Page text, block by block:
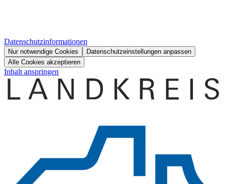
Datenschutzinformationen
Nur notwendige Cookies
Datenschutzeinstellungen anpassen
Alle Cookies akzeptieren
Inhalt anspringen